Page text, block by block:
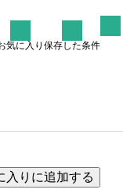
気に入り保存した条件